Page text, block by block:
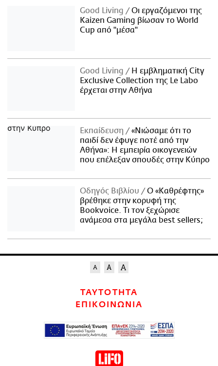
Good Living
Οι εργαζόμενοι της
Kaizen Gaming βίωσαν το World
Cup από "μέσα"
Good Living
Η εμβληματική City
Exclusive Collection της Le Labo
έρχεται στην Αθήνα
Εκπαίδευση
«Νιώσαμε ότι το
παιδί δεν έφυγε ποτέ από την
Αθήνα»: Η εμπειρία οικογενειών
που επέλεξαν σπουδές στην Κύπρο
Οδηγός Βιβλίου
Ο «Καθρέφτης»
βρέθηκε στην κορυφή της
Bookvoice. Τι τον ξεχώρισε
ανάμεσα στα μεγάλα best sellers;
ΤΑΥΤΟΤΗΤΑ
ΕΠΙΚΟΙΝΩΝΙΑ